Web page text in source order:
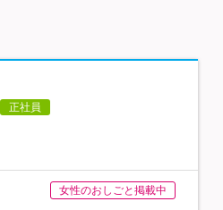
正社員
女性のおしごと掲載中